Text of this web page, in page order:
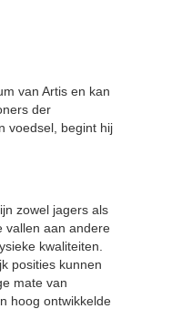
van Artis en kan
der
voedsel, begint hij
zowel jagers als
vallen aan andere
kwaliteiten.
posities kunnen
mate van
hoog ontwikkelde